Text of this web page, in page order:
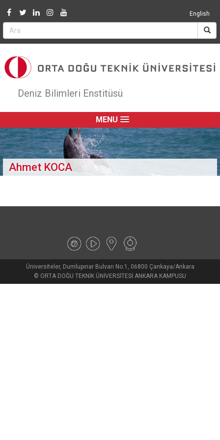
English
Deniz Bilimleri Enstitüsü
MENU
Ahmet KOCA
Üniversiteler, Dumlupınar Bulvarı No:1, 06800 Çankaya/Ankara
© ORTA DOĞU TEKNİK ÜNİVERSİTESİ ANKARA KAMPUSU